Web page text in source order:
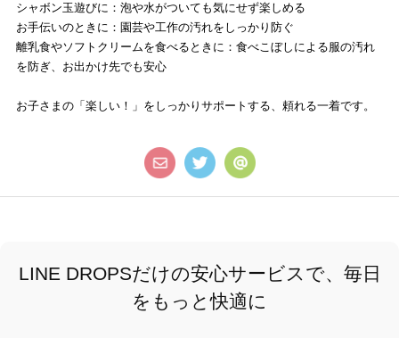
シャボン玉遊びに：泡や水がついても気にせず楽しめる
お手伝いのときに：園芸や工作の汚れをしっかり防ぐ
離乳食やソフトクリームを食べるときに：食べこぼしによる服の汚れ
を防ぎ、お出かけ先でも安心
お子さまの「楽しい！」をしっかりサポートする、頼れる一着です。
LINE DROPSだけの安心サービスで、毎日
をもっと快適に